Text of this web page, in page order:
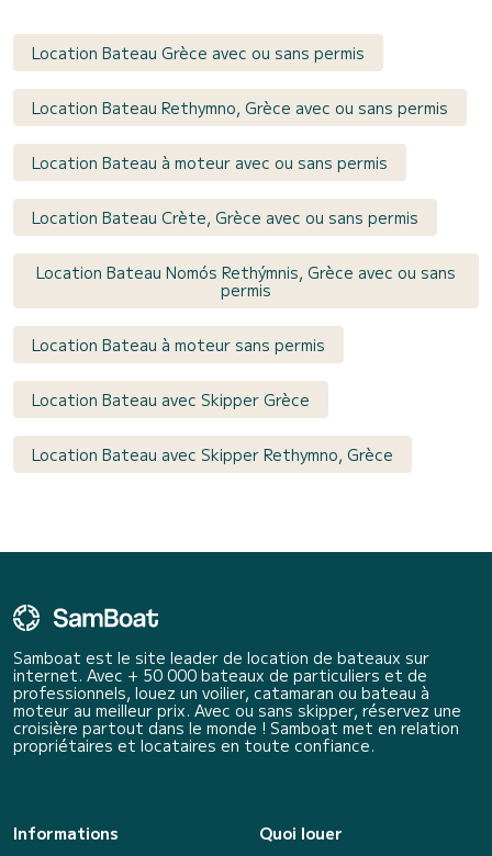
Location Bateau Grèce avec ou sans permis
Location Bateau Rethymno, Grèce avec ou sans permis
Location Bateau à moteur avec ou sans permis
Location Bateau Crète, Grèce avec ou sans permis
Location Bateau Nomós Rethýmnis, Grèce avec ou sans
permis
Location Bateau à moteur sans permis
Location Bateau avec Skipper Grèce
Location Bateau avec Skipper Rethymno, Grèce
Samboat est le site leader de location de bateaux sur
internet. Avec + 50 000 bateaux de particuliers et de
professionnels, louez un voilier, catamaran ou bateau à
moteur au meilleur prix. Avec ou sans skipper, réservez une
croisière partout dans le monde ! Samboat met en relation
propriétaires et locataires en toute confiance.
Informations
Quoi louer